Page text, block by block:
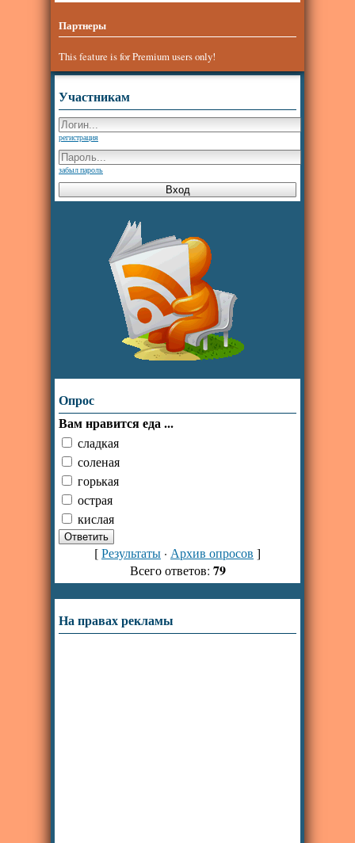
Партнеры
This feature is for Premium users only!
Участникам
регистрация
забыл пароль
Опрос
Вам нравится еда ...
сладкая
соленая
горькая
острая
кислая
[Результаты · Архив опросов ]
Всего ответов: 79
На правах рекламы